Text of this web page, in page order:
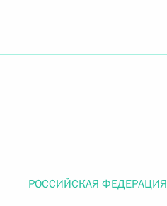
РОССИЙСКАЯ ФЕДЕРАЦИЯ